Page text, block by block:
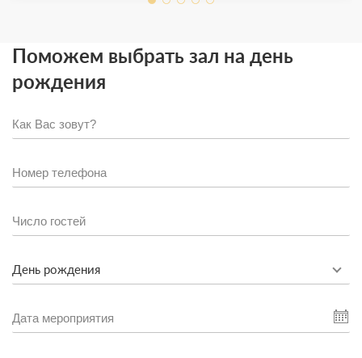
Поможем выбрать зал на день
рождения
День рождения